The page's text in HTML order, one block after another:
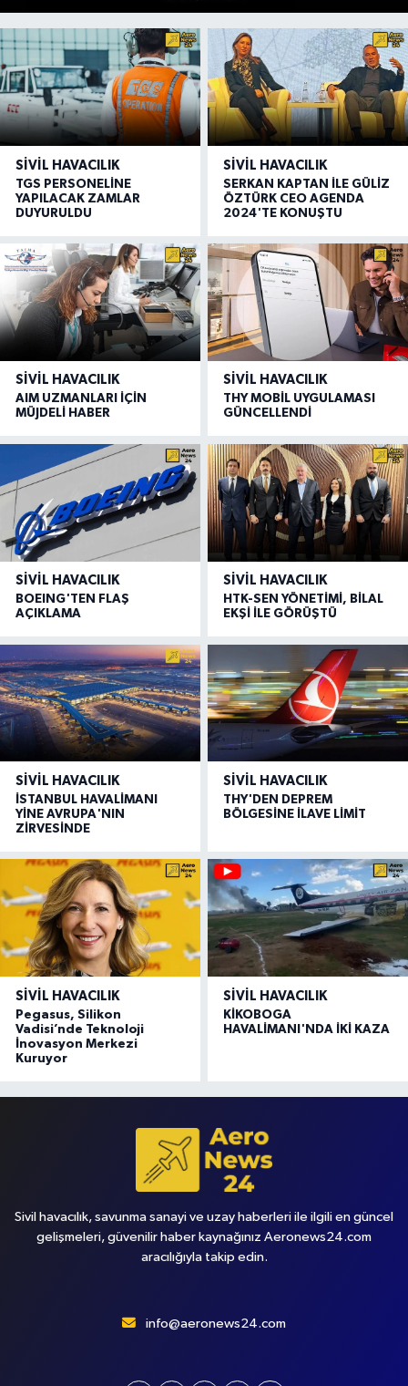
SIVIL HAVACILIK
TGS PERSONELİNE
YAPILACAK ZAMLAR
DUYURULDU
SIVIL HAVACILIK
SERKAN KAPTAN İLE GÜLİZ
ÖZTÜRK CEO AGENDA
2024'TE KONUŞTU
SIVIL HAVACILIK
AIM UZMANLARI İÇİN
MÜJDELİ HABER
SIVIL HAVACILIK
THY MOBİL UYGULAMASI
GÜNCELLENDİ
SIVIL HAVACILIK
BOEING'TEN FLAŞ
AÇIKLAMA
SIVIL HAVACILIK
HTK-SEN YÖNETİMİ, BİLAL
EKŞİ İLE GÖRÜŞTÜ
SIVIL HAVACILIK
İSTANBUL HAVALİMANI
YİNE AVRUPA'NIN
ZİRVESİNDE
SIVIL HAVACILIK
THY'DEN DEPREM
BÖLGESİNE İLAVE LİMİT
SIVIL HAVACILIK
Pegasus, Silikon
Vadisi’nde Teknoloji
İnovasyon Merkezi
Kuruyor
SIVIL HAVACILIK
KİKOBOGA
HAVALİMANI'NDA İKİ KAZA
Sivil havacılık, savunma sanayi ve uzay haberleri ile ilgili en güncel
gelişmeleri, güvenilir haber kaynağınız Aeronews24.com
aracılığıyla takip edin.
info@aeronews24.com